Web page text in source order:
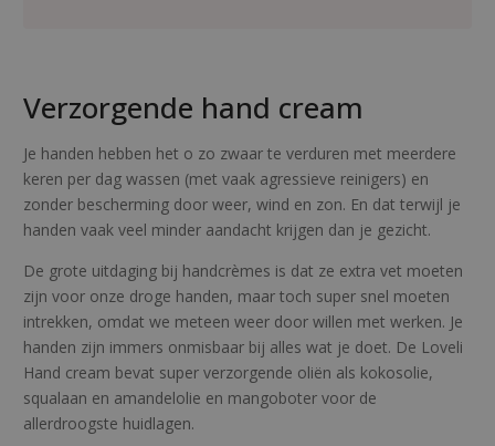
r
v
e
l
s
z
e
a
a
n
t
a
Verzorgende hand cream
Je handen hebben het o zo zwaar te verduren met meerdere
keren per dag wassen (met vaak agressieve reinigers) en
zonder bescherming door weer, wind en zon. En dat terwijl je
handen vaak veel minder aandacht krijgen dan je gezicht.
De grote uitdaging bij handcrèmes is dat ze extra vet moeten
zijn voor onze droge handen, maar toch super snel moeten
intrekken, omdat we meteen weer door willen met werken. Je
handen zijn immers onmisbaar bij alles wat je doet. De Loveli
Hand cream bevat super verzorgende oliën als kokosolie,
squalaan en amandelolie en mangoboter voor de
allerdroogste huidlagen.